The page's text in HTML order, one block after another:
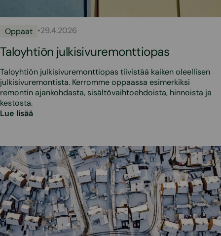
Oppaat •29.4.2026
Taloyhtiön julkisivuremonttiopas
Taloyhtiön julkisivuremonttiopas tiivistää kaiken oleellisen
julkisivuremontista. Kerromme oppaassa esimerkiksi
remontin ajankohdasta, sisältövaihtoehdoista, hinnoista ja
kestosta.
Lue lisää